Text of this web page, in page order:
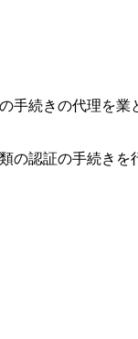
続きの代理を業
認証の手続きを